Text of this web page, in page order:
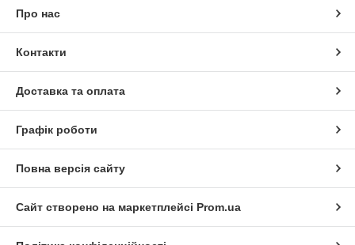
Про нас
Контакти
Доставка та оплата
Графік роботи
Повна версія сайту
Сайт створено на маркетплейсі Prom.ua